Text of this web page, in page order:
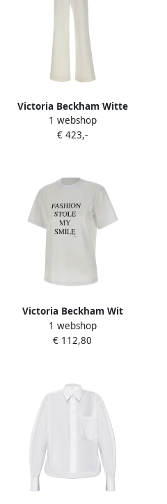
Victoria Beckham Witte
Alina Jeans met Rood Logo
White Dames
1 webshop
€ 423,-
Victoria Beckham Wit
Katoenen T-shirt met Logo
White Dames
1 webshop
€ 112,80